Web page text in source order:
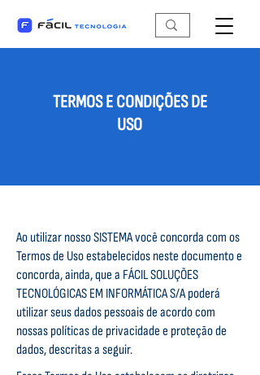
TERMOS E CONDIÇÕES DE
USO
Ao utilizar nosso SISTEMA você concorda com os
Termos de Uso estabelecidos neste documento e
concorda, ainda, que a FÁCIL SOLUÇÕES
TECNOLÓGICAS EM INFORMÁTICA S/A poderá
utilizar seus dados pessoais de acordo com
nossas políticas de privacidade e proteção de
dados, descritas a seguir.